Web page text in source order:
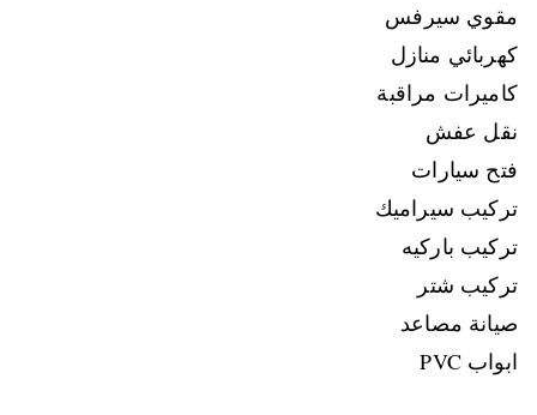
مقوي سيرفس
كهربائي منازل
كاميرات مراقبة
نقل عفش
فتح سيارات
تركيب سيراميك
تركيب باركيه
تركيب شتر
صيانة مصاعد
ابواب PVC